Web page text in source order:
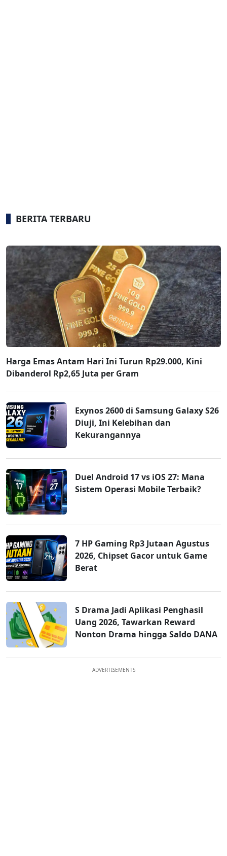
BERITA TERBARU
Harga Emas Antam Hari Ini Turun Rp29.000, Kini
Dibanderol Rp2,65 Juta per Gram
Exynos 2600 di Samsung Galaxy S26
Diuji, Ini Kelebihan dan
Kekurangannya
Duel Android 17 vs iOS 27: Mana
Sistem Operasi Mobile Terbaik?
7 HP Gaming Rp3 Jutaan Agustus
2026, Chipset Gacor untuk Game
Berat
S Drama Jadi Aplikasi Penghasil
Uang 2026, Tawarkan Reward
Nonton Drama hingga Saldo DANA
ADVERTISEMENTS